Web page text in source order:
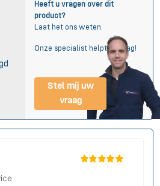
Heeft u vragen over dit
product?
Laat het ons weten.
Onze specialist helpt u graag!
Stel mij uw
vraag